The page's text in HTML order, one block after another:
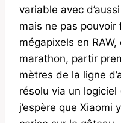
variable avec
mais ne pas pouvoir
mégapixels en
marathon, partir
mètres de la ligne
résolu via un
j’espère que Xiaomi